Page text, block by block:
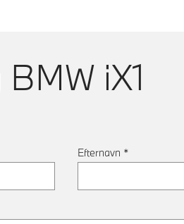
BMW iX1
Efternavn *